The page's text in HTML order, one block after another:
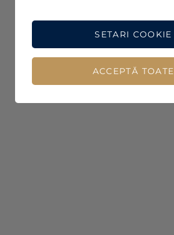
ACCEPTĂ TOATE
SETARI COOKIE